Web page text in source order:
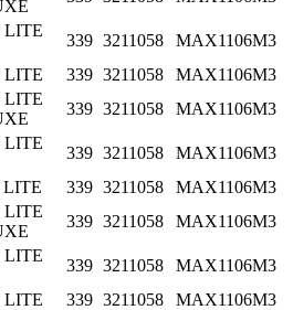
LITE
339 3211058
MAX1106M3
LITE 339 3211058
MAX1106M3
LITE
339 3211058 MAX1106M3
LITE
339 3211058
MAX1106M3
339 3211058
MAX1106M3
LITE
339 3211058 MAX1106M3
LITE
339 3211058
MAX1106M3
LITE 339 3211058
MAX1106M3